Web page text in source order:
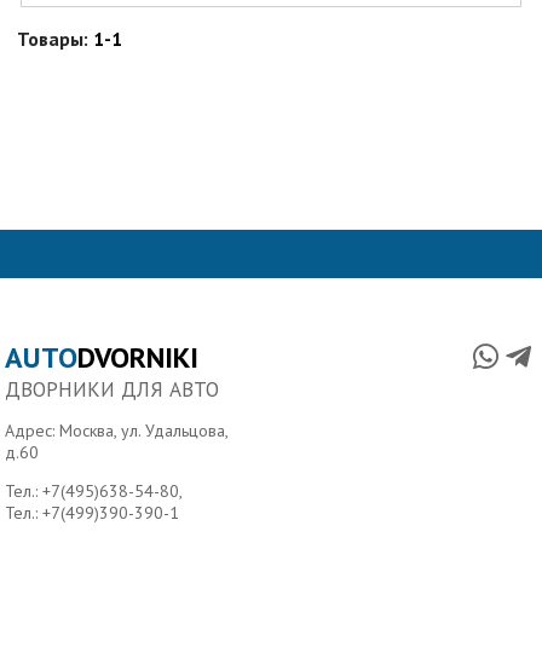
Товары: 1-1
AUTODVORNIKI
ДВОРНИКИ ДЛЯ АВТО
Адрес: Москва, ул. Удальцова,
д.60
Тел.:+7(495)638-54-80,
Тел.:+7(499)390-390-1